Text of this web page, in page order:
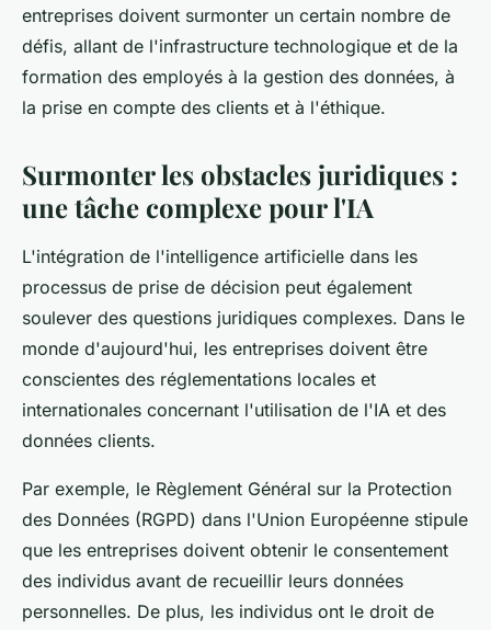
entreprises doivent surmonter un certain nombre de
défis, allant de l'infrastructure technologique et de la
formation des employés à la gestion des données, à
la prise en compte des clients et à l'éthique.
Surmonter les obstacles juridiques :
une tâche complexe pour l'IA
L'intégration de l'intelligence artificielle dans les
processus de prise de décision peut également
soulever des questions juridiques complexes. Dans le
monde d'aujourd'hui, les entreprises doivent être
conscientes des réglementations locales et
internationales concernant l'utilisation de l'IA et des
données clients.
Par exemple, le Règlement Général sur la Protection
des Données (RGPD) dans l'Union Européenne stipule
que les entreprises doivent obtenir le consentement
des individus avant de recueillir leurs données
personnelles. De plus, les individus ont le droit de